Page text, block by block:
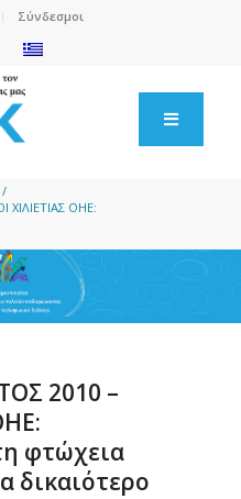
Σύνδεσμοι
/
ΟΗΕ:
2010 –
φτώχεια
δικαιότερο